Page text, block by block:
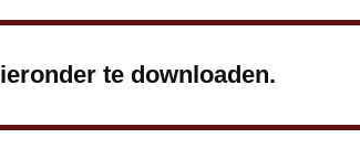
te downloaden.